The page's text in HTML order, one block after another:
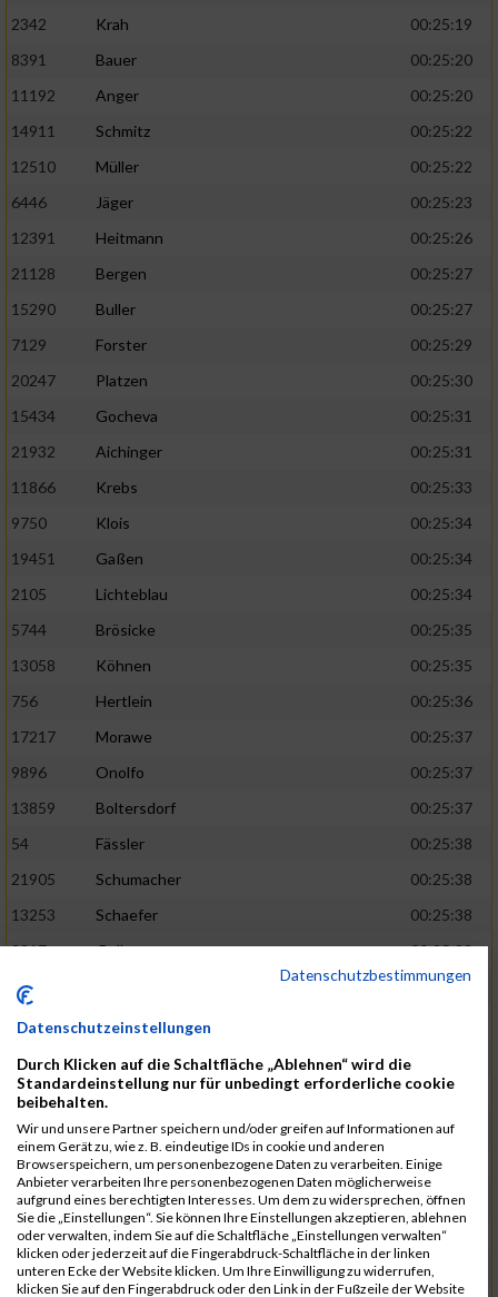
2342
Krah
00:25:19
8391
Bauer
00:25:20
11192
Anger
00:25:20
14911
Schmitz
00:25:22
12510
Müller
00:25:22
6446
Jäger
00:25:23
12391
Heitmann
00:25:26
21128
Bergen
00:25:27
15290
Buller
00:25:27
7129
Forster
00:25:29
20247
Platzen
00:25:30
15434
Gocheva
00:25:31
21932
Aichinger
00:25:31
11866
Krebs
00:25:33
9750
Klois
00:25:34
19451
Gaßen
00:25:34
2105
Lichteblau
00:25:34
5744
Brösicke
00:25:35
13058
Köhnen
00:25:35
756
Hertlein
00:25:36
17217
Morawe
00:25:37
9896
Onolfo
00:25:37
13859
Boltersdorf
00:25:37
54
Fässler
00:25:38
21905
Schumacher
00:25:38
13253
Schaefer
00:25:38
2317
Golbar
00:25:38
5561
00:25:38
12006
Laudien
9273
Nicotra
7717
Lades
00:25:38
15581
Adamczak
00:25:38
3162
Heilig
00:25:39
3107
Schork
00:25:40
5888
Regneri
00:25:41
8971
Bien 00:25:42
Datenschutzbestimmungen
Datenschutzeinstellungen
Durch Klicken auf die Schaltfläche „Ablehnen“ wird die
Standardeinstellung nur für unbedingt erforderliche cookie
beibehalten.
Wir und unsere Partner speichern und/oder greifen auf Informationen auf
einem Gerät zu, wie z. B. eindeutige IDs in cookie und anderen
Browserspeichern, um personenbezogene Daten zu verarbeiten. Einige
Anbieter verarbeiten Ihre personenbezogenen Daten möglicherweise
aufgrund eines berechtigten Interesses. Um dem zu widersprechen, öffnen
Sie die „Einstellungen“. Sie können Ihre Einstellungen akzeptieren, ablehnen
oder verwalten, indem Sie auf die Schaltfläche „Einstellungen verwalten“
klicken oder jederzeit auf die Fingerabdruck-Schaltfläche in der linken
unteren Ecke der Website klicken. Um Ihre Einwilligung zu widerrufen,
klicken Sie auf den Fingerabdruck oder den Link in der Fußzeile der Website